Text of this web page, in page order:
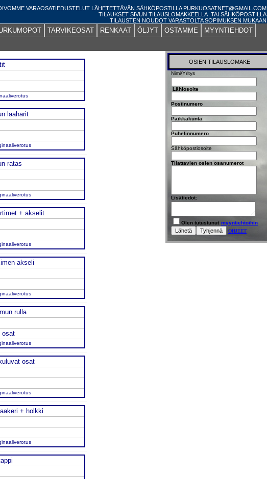
VARAOSATIEDUSTELUT LÄHETETTÄVÄN SÄHKÖPOSTILLA PURKUOSATNET@GMAIL.COM
TILAUKSET SIVUN TILAUSLOMAKKEELLA TAI SÄHKÖPOSTILLA
TILAUSTEN NOUDOT VARASTOLTA SOPIMUKSEN MUKAAN
TARVIKEOSAT RENKAAT ÖLJYT OSTAMME
MYYNTIEHDOT
laaharit
ratas
+ akselit
akseli
rulla
osat
osat
+ holkki
OSIEN TILAUSLOMAKE
Nimi/Yritys
Lähiosoite
Postinumero
Paikkakunta
Puhelinnumero
Sähköpostiosoite
Tilattavien osien osanumerot
Lisätiedot:
Olen tutustunut myyntiehtoihin
OHJEET